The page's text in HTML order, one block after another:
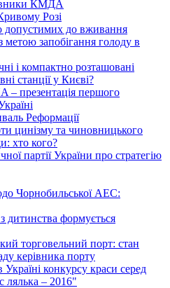
КМДА
Розі
допустимих до вживання
метою запобігання голоду в
і компактно розташовані
станції у Києві?
– презентація першого
Реформації
цинізму та чиновницького
хто кого?
партії України про стратегію
Чорнобильської АЕС:
дитинства формується
торговельний порт: стан
керівника порту
конкурсу краси серед
лялька – 2016"